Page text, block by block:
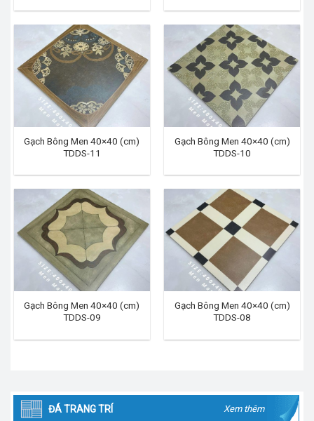
Gạch Bông Men 40×40 (cm)
TDDS-11
Gạch Bông Men 40×40 (cm)
TDDS-10
Gạch Bông Men 40×40 (cm)
TDDS-09
Gạch Bông Men 40×40 (cm)
TDDS-08
ĐÁ TRANG TRÍ Xem thêm